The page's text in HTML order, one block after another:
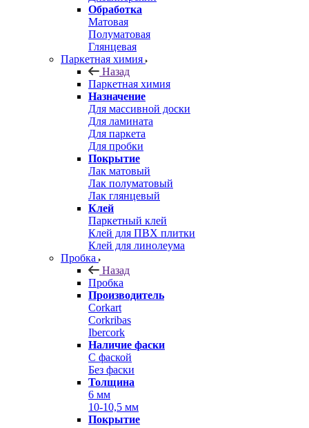
Обработка
Матовая
Полуматовая
Глянцевая
Паркетная химия
Назад
Паркетная химия
Назначение
Для массивной доски
Для ламината
Для паркета
Для пробки
Покрытие
Лак матовый
Лак полуматовый
Лак глянцевый
Клей
Паркетный клей
Клей для ПВХ плитки
Клей для линолеума
Пробка
Назад
Пробка
Производитель
Corkart
Corkribas
Ibercork
Наличие фаски
С фаской
Без фаски
Толщина
6 мм
10-10,5 мм
Покрытие